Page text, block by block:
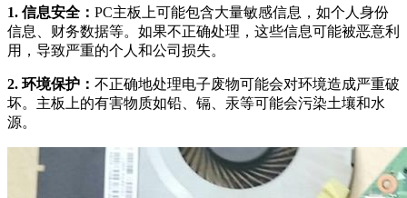
1. 信息安全： PC主板上可能包含大量敏感信息，如个人身份
信息、财务数据等。如果不正确处理，这些信息可能被恶意利
用，导致严重的个人和公司损失。
2. 环境保护： 不正确地处理电子废物可能会对环境造成严重破
坏。主板上的有害物质如铅、镉、汞等可能会污染土壤和水
源。